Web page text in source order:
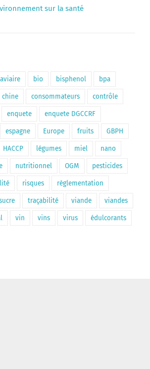
sur la santé
aviaire bio bisphenol bpa
chine consommateurs contrôle
enquete enquete DGCCRF
espagne Europe fruits GBPH
HACCP légumes miel nano
nutritionnel OGM pesticides
risques règlementation
traçabilité viande viandes
vin vins virus édulcorants